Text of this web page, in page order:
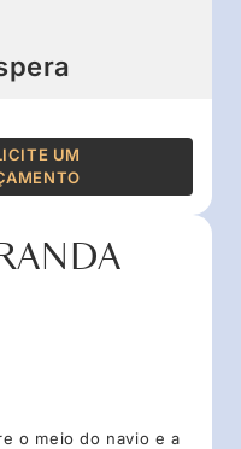
UM
o meio do navio e a